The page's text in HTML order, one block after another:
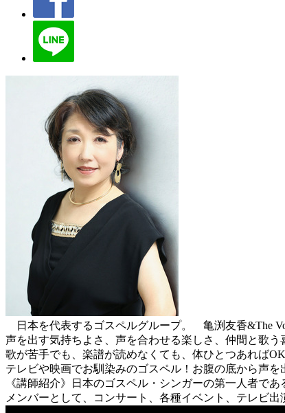
日本を代表するゴスペルグループ。 亀渕友香&The
声を出す気持ちよさ、声を合わせる楽しさ、仲間と歌う
歌が苦手でも、楽譜が読めなくても、体ひとつあれば
テレビや映画でお馴染みのゴスペル！お腹の底から声
《講師紹介》日本のゴスペル・シンガーの第一人者で
メンバーとして、コンサート、各種イベント、テレビ